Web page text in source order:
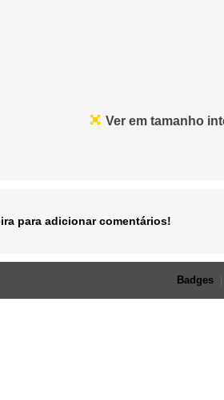
Ver em tamanho
para adicionar comentários!
Badges